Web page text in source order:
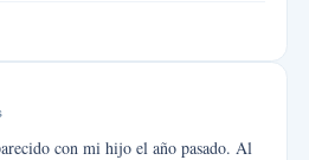
con mi hijo el año pasado. Al